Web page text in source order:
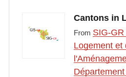
Cantons in
From SIG-
Logement et